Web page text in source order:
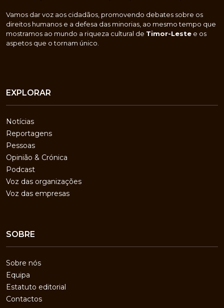
Vamos dar voz aos cidadãos, promovendo debates sobre os
direitos humanos e a defesa das minorias, ao mesmo tempo que
mostramos ao mundo a riqueza cultural de Timor-Leste e os
aspetos que o tornam único.
EXPLORAR
Notícias
Reportagens
Pessoas
Opinião & Crónica
Podcast
Voz das organizações
Voz das empresas
SOBRE
Sobre nós
Equipa
Estatuto editorial
Contactos